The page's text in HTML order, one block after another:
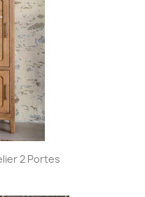
2 Portes